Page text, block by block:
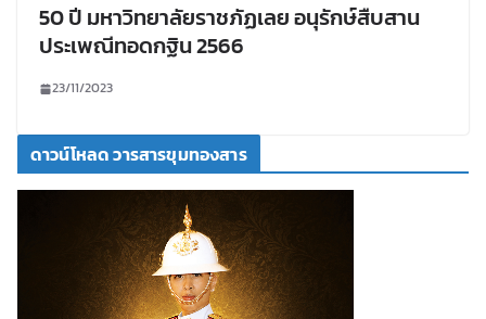
50 ปี มหาวิทยาลัยราชภัฏเลย อนุรักษ์สืบสาน
ประเพณีทอดกฐิน 2566
23/11/2023
ดาวน์โหลด วารสารขุมทองสาร